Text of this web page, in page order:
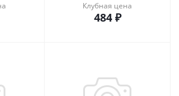
Клубная цена
484₽